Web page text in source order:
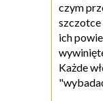
czym
szczotce
ich
Każde